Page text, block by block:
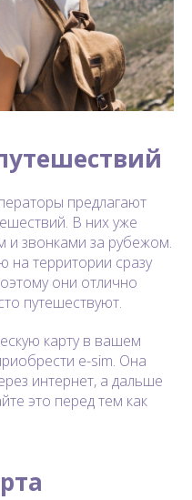
предлагают
В них уже
и звонками за рубежом.
на территории сразу
они отлично
путешествуют.
карту в вашем
e-sim. Она
интернет, а дальше
это перед тем как